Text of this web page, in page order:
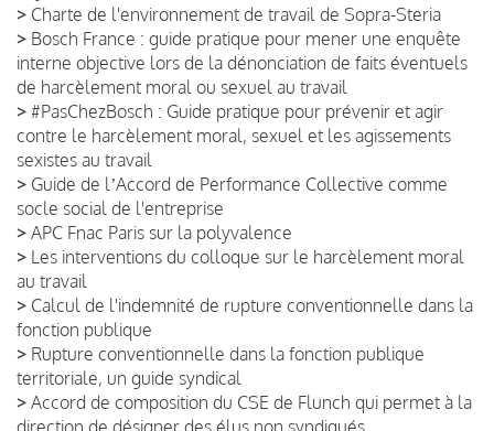
> Charte de l'environnement de travail de Sopra-Steria
> Bosch France : guide pratique pour mener une enquête
interne objective lors de la dénonciation de faits éventuels
de harcèlement moral ou sexuel au travail
> #PasChezBosch : Guide pratique pour prévenir et agir
contre le harcèlement moral, sexuel et les agissements
sexistes au travail
> Guide de lʼAccord de Performance Collective comme
socle social de l'entreprise
> APC Fnac Paris sur la polyvalence
> Les interventions du colloque sur le harcèlement moral
au travail
> Calcul de l'indemnité de rupture conventionnelle dans la
fonction publique
> Rupture conventionnelle dans la fonction publique
territoriale, un guide syndical
> Accord de composition du CSE de Flunch qui permet à la
direction de désigner des élus non syndiqués